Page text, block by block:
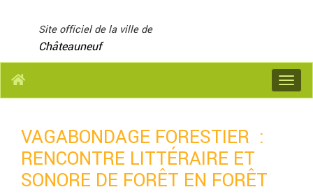
Site officiel de la ville de
Châteauneuf
Menu
VAGABONDAGE FORESTIER :
RENCONTRE LITTÉRAIRE ET
SONORE DE FORÊT EN FORÊT